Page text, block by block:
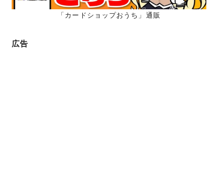
「カードショップおうち」通販
広告